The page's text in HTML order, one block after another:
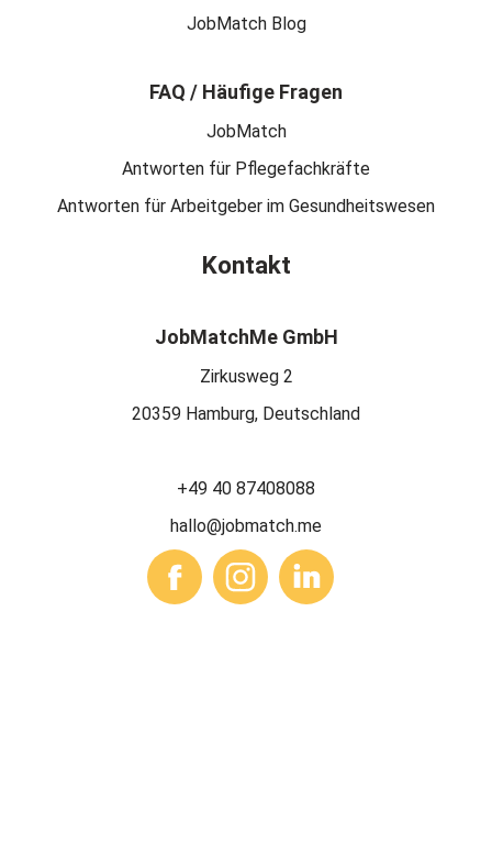
JobMatch Blog
FAQ / Häufige Fragen
JobMatch
Antworten für Pflegefachkräfte
Antworten für Arbeitgeber im Gesundheitswesen
Kontakt
JobMatchMe GmbH
Zirkusweg 2
20359 Hamburg, Deutschland
+49 40 87408088
hallo@jobmatch.me